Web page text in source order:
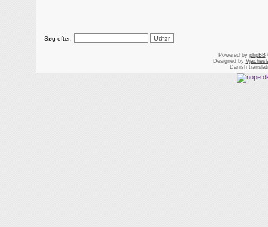
Søg efter:
Powered by phpBB
Designed by
Danish